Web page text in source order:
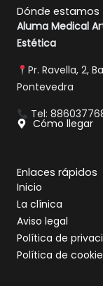
b
o
o
k
a
g
r
a
Dónde estamos
Aluma Medical
Estética
Pr. Ravella, 2,
Pontevedra
Tel:
Cómo llegar
Enlaces rápidos
Inicio
La clínica
Aviso legal
Política de
Política de